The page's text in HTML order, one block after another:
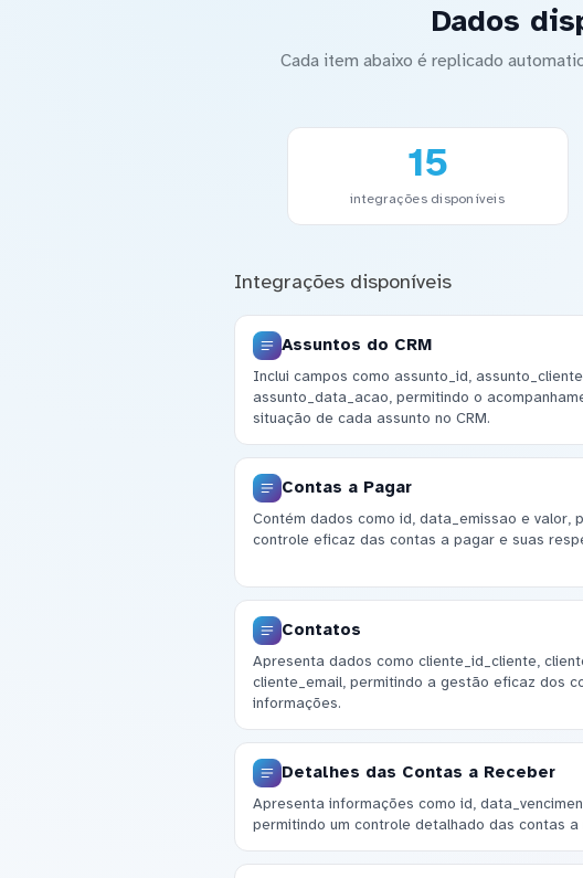
Dados
Cada item abaixo é replicado
15
integrações disponíveis
Integrações disponíveis
Assuntos do CRM
Inclui campos como assunto_id,
assunto_data_acao, permitindo o
situação de cada assunto no CRM.
Contas a Pagar
Contém dados como id, data_emissao e valor,
controle eficaz das contas a pagar e suas
Contatos
Apresenta dados como cliente_id_cliente,
cliente_email, permitindo a gestão eficaz dos
informações.
Detalhes das Contas a Receber
Apresenta informações como id,
permitindo um controle detalhado das contas a